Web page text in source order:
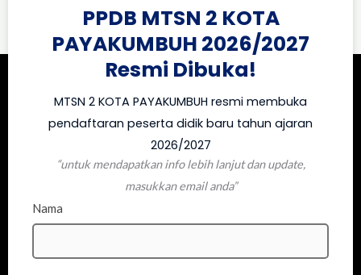
PPDB MTSN 2 KOTA
PAYAKUMBUH 2026/2027
Resmi Dibuka!
MTSN 2 KOTA PAYAKUMBUH resmi membuka
pendaftaran peserta didik baru tahun ajaran
2026/2027
“untuk mendapatkan info lebih lanjut dan update,
masukkan email anda”
Nama